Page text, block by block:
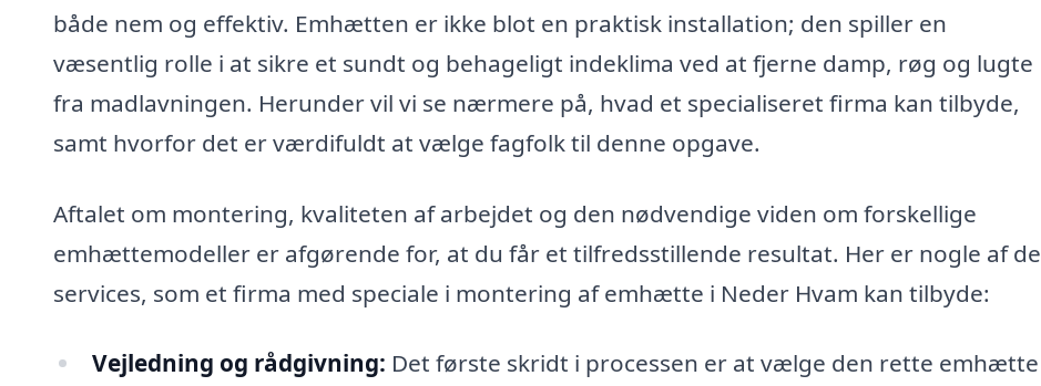
både nem og effektiv. Emhætten er ikke blot en praktisk installation; den spiller en
væsentlig rolle i at sikre et sundt og behageligt indeklima ved at fjerne damp, røg og lugte
fra madlavningen. Herunder vil vi se nærmere på, hvad et specialiseret firma kan tilbyde,
samt hvorfor det er værdifuldt at vælge fagfolk til denne opgave.
Aftalet om montering, kvaliteten af arbejdet og den nødvendige viden om forskellige
emhættemodeller er afgørende for, at du får et tilfredsstillende resultat. Her er nogle af de
services, som et firma med speciale i montering af emhætte i Neder Hvam kan tilbyde:
Vejledning og rådgivning: Det første skridt i processen er at vælge den rette emhætte